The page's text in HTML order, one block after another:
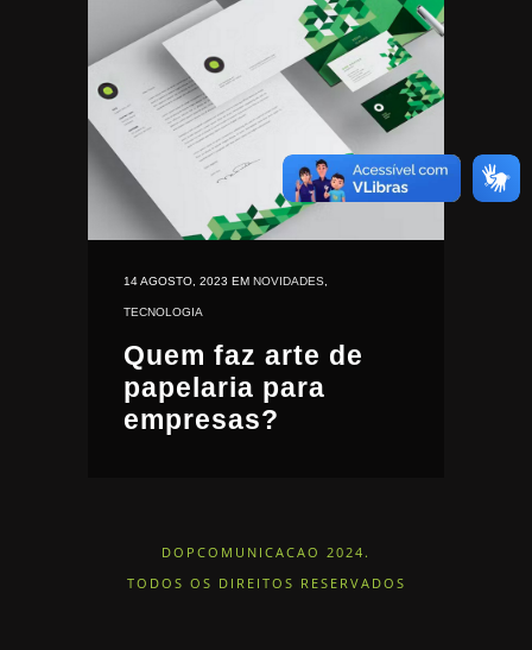
14 AGOSTO, 2023 EM NOVIDADES
TECNOLOGIA
Quem faz arte de
papelaria para
empresas?
DOPCOMUNICACAO 2024.
TODOS OS DIREITOS RESERVADOS